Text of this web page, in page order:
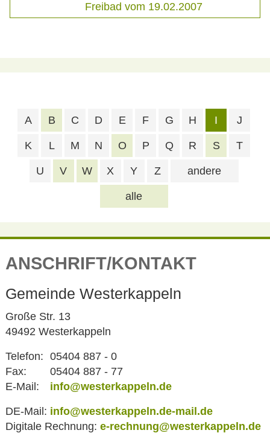
Freibad vom 19.02.2007
alle
A B C D E F G H I J
K L M N O P Q R S T
U V W X Y Z andere
ANSCHRIFT/KONTAKT
Gemeinde Westerkappeln
Große Str. 13
49492 Westerkappeln
Telefon: 05404 887 - 0
Fax:
05404 887 - 77
E-Mail:
info@westerkappeln.de
DE-Mail: info@westerkappeln.de-mail.de
Digitale Rechnung: e-rechnung@westerkappeln.de